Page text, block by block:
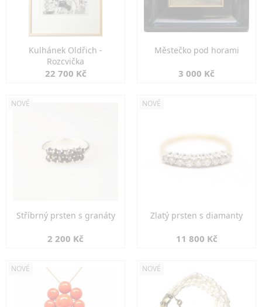
Kulhánek Oldřich -
Rozcvička
22 700 Kč
Městečko pod horami
3 000 Kč
NOVÉ
Stříbrný prsten s granáty
2 200 Kč
NOVÉ
Zlatý prsten s diamanty
11 800 Kč
NOVÉ NOVÉ